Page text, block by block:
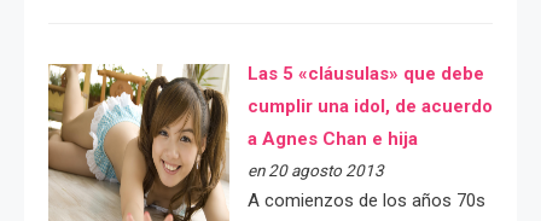
Las 5 «cláusulas» que debe
cumplir una idol, de acuerdo
a Agnes Chan e hija
en 20 agosto 2013
A comienzos de los años 70s